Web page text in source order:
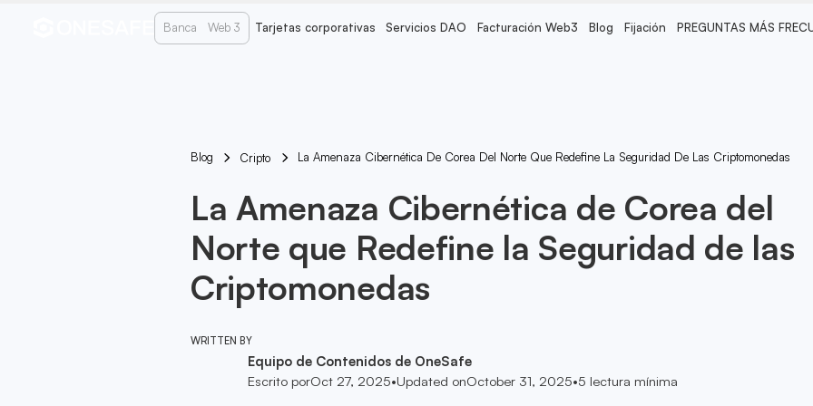
Banca Web 3 Tarjetas corporativas Servicios DAO Facturación Web3 Blog Fijación PREGUNTAS MÁS
Blog Cripto La Amenaza Cibernética De Corea Del Norte Que Redefine La Seguridad De Las Criptomonedas
La Amenaza Cibernética de Corea del
Norte que Redefine la Seguridad de las
Criptomonedas
WRITTEN BY
Equipo de Contenidos de OneSafe
Escrito porOct 27, 2025•Updated onOctober 31, 2025•5 lectura mínima